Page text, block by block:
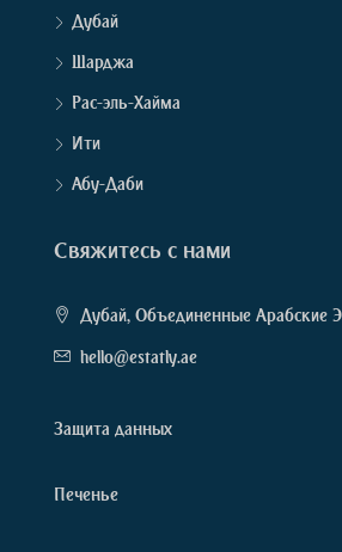
Дубай
Шарджа
Рас-эль-Хайма
Ити
Абу-Даби
Свяжитесь с нами
Дубай, Объединенные Арабские
hello@estatly.ae
Защита данных
Печенье